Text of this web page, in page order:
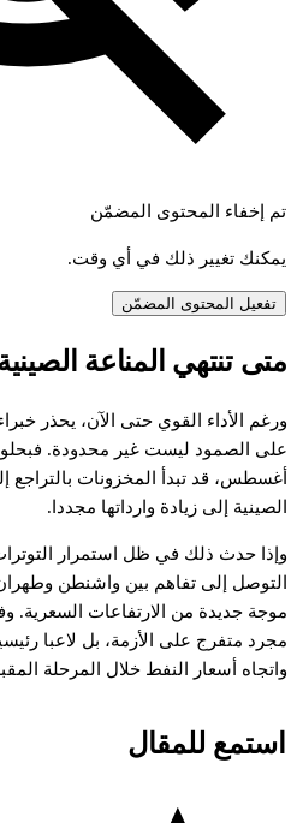
تم إخفاء المحتوى المضمّن
يمكنك تغيير ذلك في أي وقت.
تفعيل المحتوى المضمّن
متى تنتهي المناعة
ورغم الأداء القوي حتى الآن، يحذر خبراء
على الصمود ليست غير محدودة.
أغسطس، قد تبدأ المخزونات بالتراجع
الصينية إلى زيادة وارداتها مجددا.
وإذا حدث ذلك في ظل استمرار التوترات
التوصل إلى تفاهم بين واشنطن وطهران،
موجة جديدة من الارتفاعات السعرية.
مجرد متفرج على الأزمة، بل لاعبا رئيسيا
واتجاه أسعار النفط خلال المرحلة
استمع للمقال